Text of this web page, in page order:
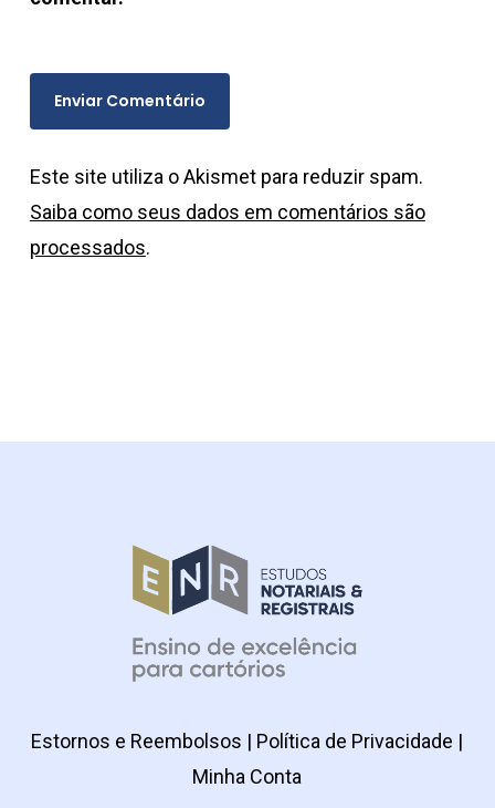
Este site utiliza o Akismet para reduzir spam.
Saiba como seus dados em comentários são
processados.
Estornos e Reembolsos | Política de Privacidade |
Minha Conta